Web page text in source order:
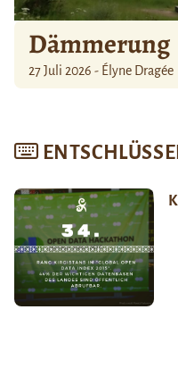
Dämmerung
27 Juli 2026 - Élyne Dragée